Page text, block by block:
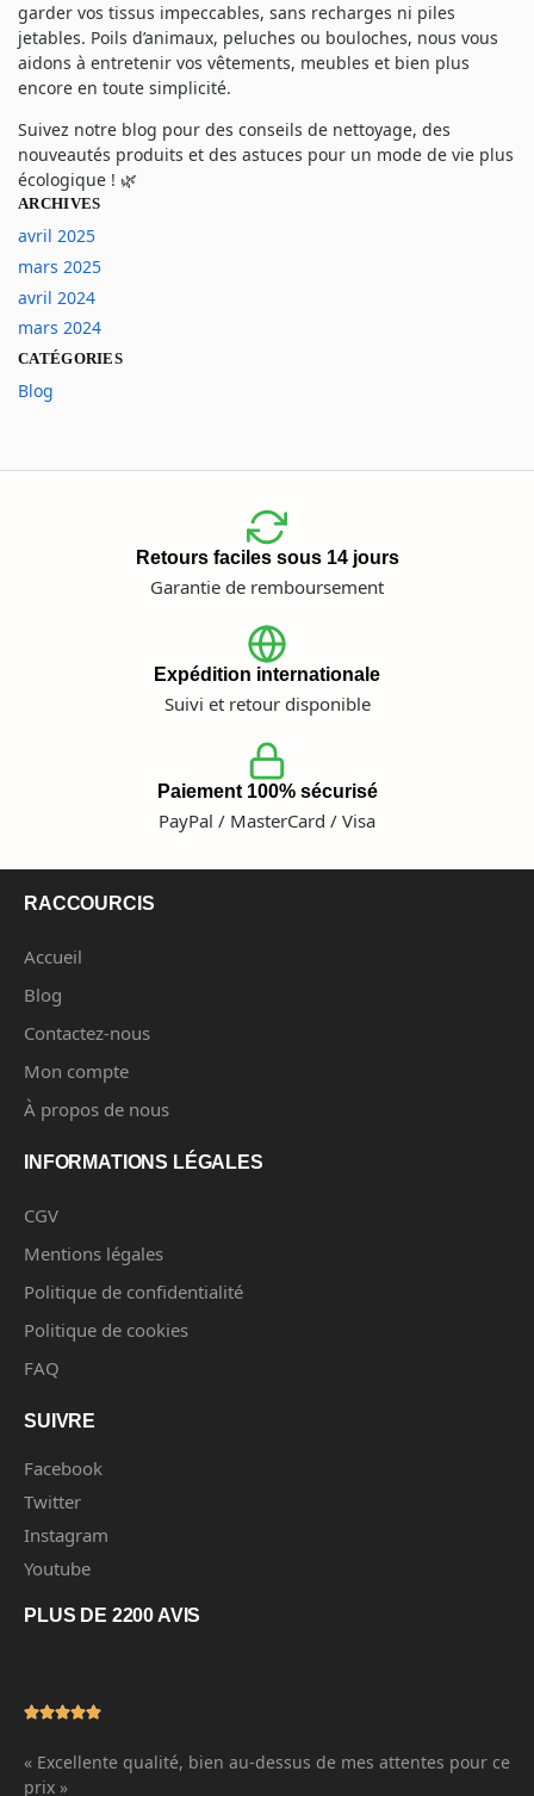
garder vos tissus impeccables, sans recharges ni piles
jetables. Poils d’animaux, peluches ou bouloches, nous vous
aidons à entretenir vos vêtements, meubles et bien plus
encore en toute simplicité.
Suivez notre blog pour des conseils de nettoyage, des
nouveautés produits et des astuces pour un mode de vie plus
écologique ! 🌿
ARCHIVES
avril 2025
mars 2025
avril 2024
mars 2024
CATÉGORIES
Blog
Retours faciles sous 14 jours
Garantie de remboursement
Expédition internationale
Suivi et retour disponible
Paiement 100% sécurisé
PayPal / MasterCard / Visa
RACCOURCIS
Accueil
Blog
Contactez-nous
Mon compte
À propos de nous
INFORMATIONS LÉGALES
CGV
Mentions légales
Politique de confidentialité
Politique de cookies
FAQ
SUIVRE
Facebook
Twitter
Instagram
Youtube
PLUS DE 2200 AVIS
« Excellente qualité, bien au-dessus de mes attentes pour ce
prix »